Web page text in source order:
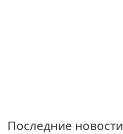
Последние новости